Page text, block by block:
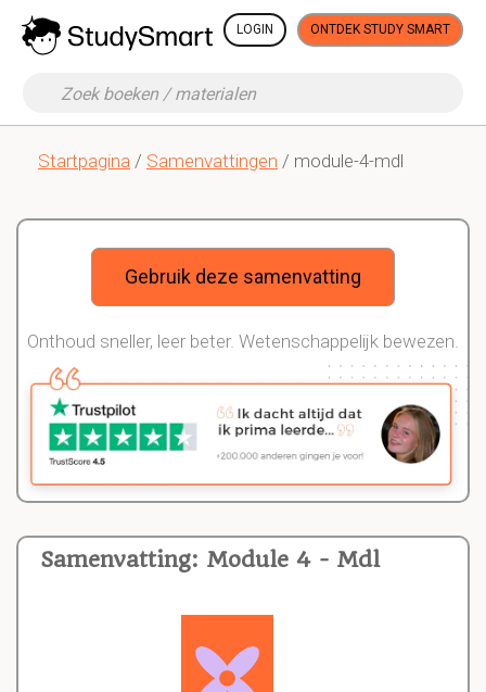
LOGIN ONTDEK STUDY SMART
Startpagina / Samenvattingen / module-4-mdl
Samenvatting: Module 4 - Mdl
Gebruik deze samenvatting
Onthoud sneller, leer beter. Wetenschappelijk bewezen.